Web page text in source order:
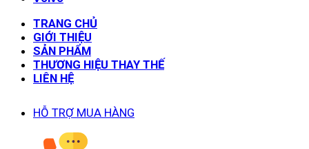
TRANG CHỦ
GIỚI THIỆU
SẢN PHẨM
THƯƠNG HIỆU THAY THẾ
LIÊN HỆ
HỖ TRỢ MUA HÀNG